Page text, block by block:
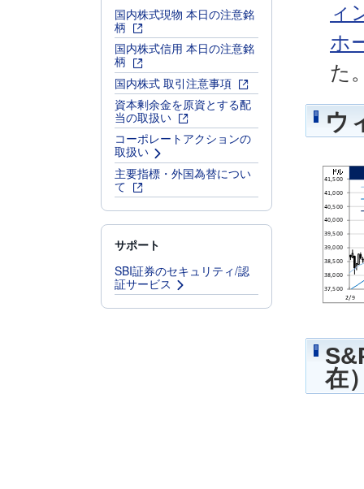
国内株式現物 本日の注意銘
柄
国内株式信用 本日の注意銘
柄
国内株式 取引注意事項
資本剰余金を原資とする配
当の取扱い
コーポレートアクションの
取扱い
主要指標・外国為替につい
て
サポート
SBI証券のセキュリティ/認
証サービス
ィ
ホ
た
ウ
在